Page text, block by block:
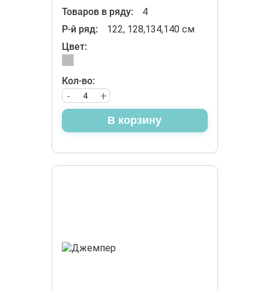
Товаров в ряду:
4
Р-й ряд:
122, 128,134,140 см
Цвет:
Кол-во:
+
-
В корзину